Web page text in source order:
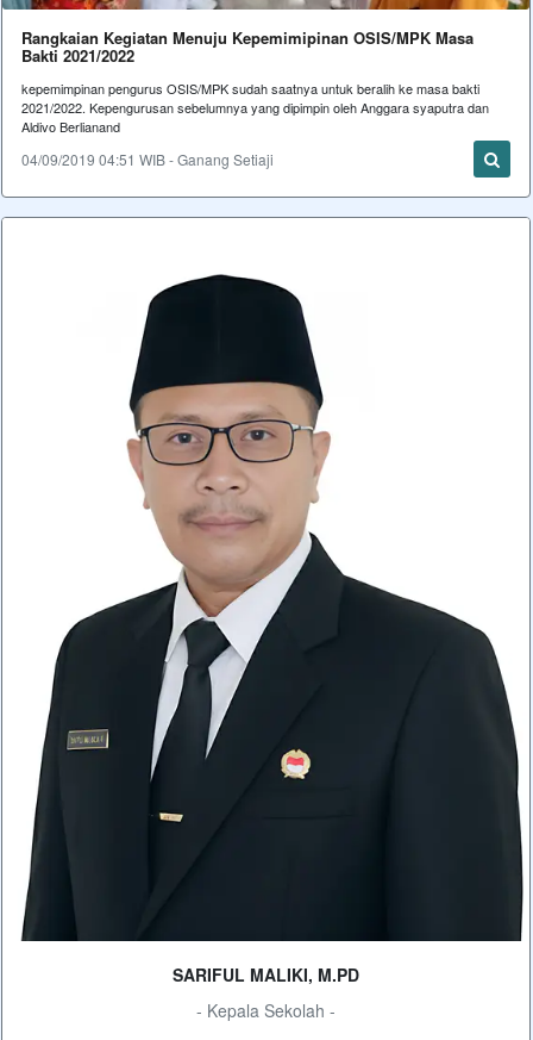
Rangkaian Kegiatan Menuju Kepemimipinan OSIS/MPK Masa
Bakti 2021/2022
kepemimpinan pengurus OSIS/MPK sudah saatnya untuk beralih ke masa bakti
2021/2022. Kepengurusan sebelumnya yang dipimpin oleh Anggara syaputra dan
Aldivo Berlianand
04/09/2019 04:51 WIB - Ganang Setiaji
SARIFUL MALIKI, M.PD
- Kepala Sekolah -